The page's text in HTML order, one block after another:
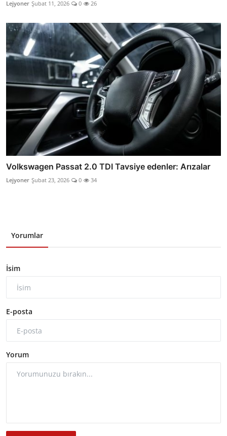
Lejyoner Şubat 11, 2026 0 26
Volkswagen Passat 2.0 TDI Tavsiye edenler: Arızalar
Lejyoner Şubat 23, 2026 0 34
Yorumlar
İsim
E-posta
Yorum